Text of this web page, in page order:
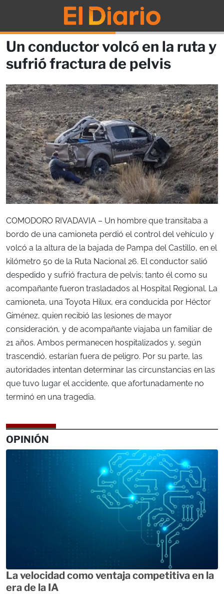
Un conductor volcó en la ruta y
sufrió fractura de pelvis
COMODORO RIVADAVIA – Un hombre que transitaba a
bordo de una camioneta perdió el control del vehículo y
volcó a la altura de la bajada de Pampa del Castillo, en el
kilómetro 50 de la Ruta Nacional 26. El conductor salió
despedido y sufrió fractura de pelvis; tanto él como su
acompañante fueron trasladados al Hospital Regional. La
camioneta, una Toyota Hilux, era conducida por Héctor
Giménez, quien recibió las lesiones de mayor
consideración, y de acompañante viajaba un familiar de
21 años. Ambos permanecen hospitalizados y, según
trascendió, estarían fuera de peligro. Por su parte, las
autoridades intentan determinar las circunstancias en las
que tuvo lugar el accidente, que afortunadamente no
terminó en una tragedia.
OPINIÓN
La velocidad como ventaja competitiva en la
era de la IA